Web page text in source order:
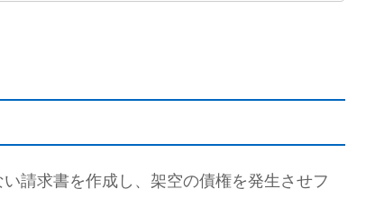
請求書を作成し、架空の債権を発生させフ